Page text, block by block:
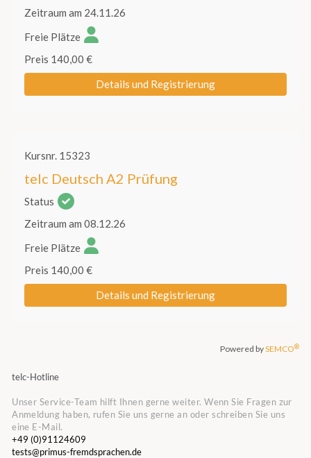
telc-Hotline
Unser Service-Team hilft Ihnen gerne weiter. Wenn Sie Fragen zur
Anmeldung haben, rufen Sie uns gerne an oder schreiben Sie uns
eine E-Mail.
+49 (0)91124609
tests@primus-fremdsprachen.de